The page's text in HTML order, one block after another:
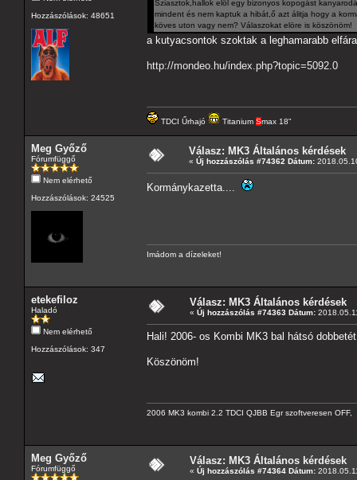
Hozzászólások: 48651
Sziasztok,hallok elöl egy bizonyos kopogást
mindent és nem kaptuk a hibát,ő azt álitja hogy a
köves uton vagy nem? Válaszokat elöre is köszönöm!
a kutyacsontok szoktak a leghamarabb
http://mondeo.hu/index.php?topic=5092.0
TDCI Űrhajó Titanium Smax 18"
Meg Győző
Fórumfüggő
Nem elérhető
Hozzászólások: 24525
Válasz: MK3 Általános kérdések
« Új hozzászólás #74362 Dátum:
Kormánykazetta....
Imádom a dízeleket!
etekefiloz
Haladó
Nem elérhető
Hozzászólások: 347
Válasz: MK3 Általános kérdések
« Új hozzászólás #74363 Dátum:
Hali! 2006- os Kombi MK3 bal hátsó
Köszönöm!
2006 MK3 kombi 2.2 TDCI QJBB Egr szoftveresen OFF,
Meg Győző
Fórumfüggő
Válasz: MK3 Általános kérdések
« Új hozzászólás #74364 Dátum: